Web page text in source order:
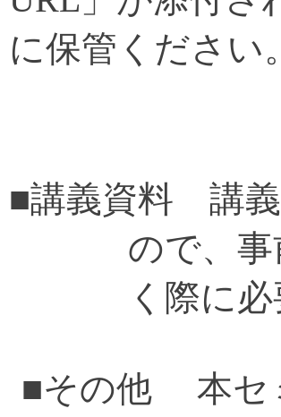
に保管ください。
■講義資料
講
ので、
く際に
■その他
本セ